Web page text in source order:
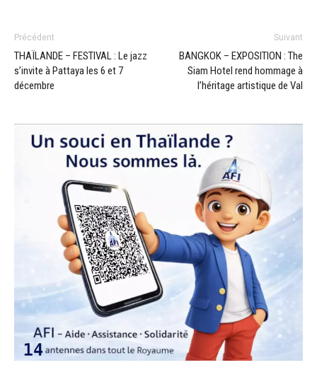
Précédent
THAÏLANDE – FESTIVAL : Le jazz
s’invite à Pattaya les 6 et 7
décembre
Suivant
BANGKOK – EXPOSITION : The
Siam Hotel rend hommage à
l’héritage artistique de Val